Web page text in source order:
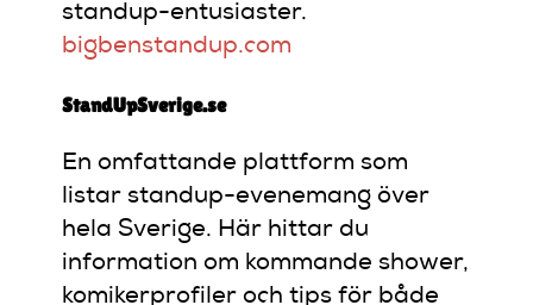
standup-entusiaster.
bigbenstandup.com
StandUpSverige.se
En omfattande plattform som
listar standup-evenemang över
hela Sverige. Här hittar du
information om kommande shower,
komikerprofiler och tips för både